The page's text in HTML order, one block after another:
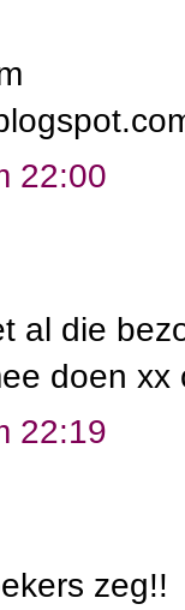
22:00
al die
doen xx
22:19
zeg!!